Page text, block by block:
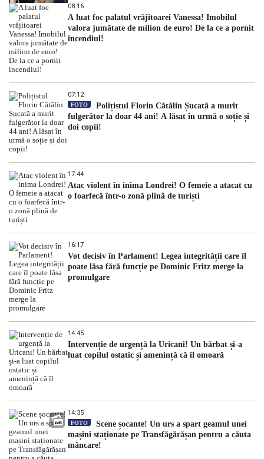
08:16
A luat foc palatul vrăjitoarei Vanessa! Imobilul
valora jumătate de milion de euro! De la ce a pornit
incendiul!
07:12
FOTO
Polițistul Florin Cătălin Șucată a murit
fulgerător la doar 44 ani! A lăsat în urmă o soție și
doi copii!
17:44
Atac violent în inima Londrei! O femeie a atacat cu
o foarfecă într-o zonă plină de turiști
16:17
Vot decisiv în Parlament! Legea integrității care îl
poate lăsa fără funcție pe Dominic Fritz merge la
promulgare
14:45
Intervenție de urgență la Uricani! Un bărbat și-a
luat copilul ostatic și amenință că îl omoară
14:35
FOTO
Scene șocante! Un urs a spart geamul unei
mașini staționate pe Transfăgărășan pentru a căuta
mâncare!